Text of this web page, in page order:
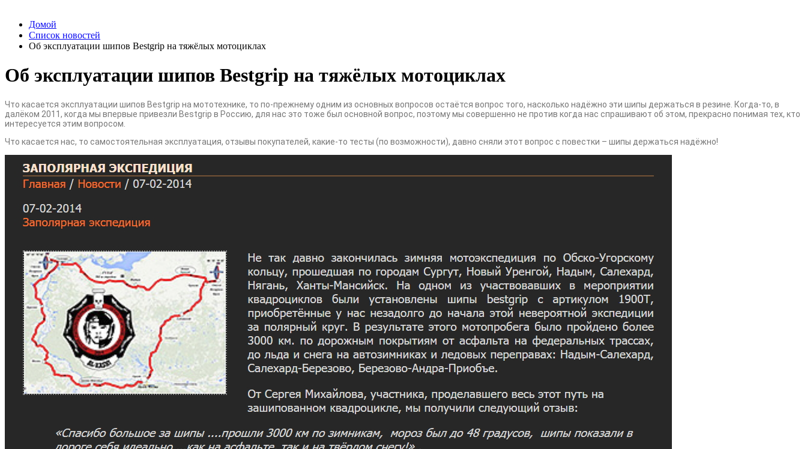
Домой
Список новостей
Об эксплуатации шипов Bestgrip на тяжёлых мотоциклах
Об эксплуатации шипов Bestgrip на тяжёлых мотоциклах
Что касается эксплуатации шипов Bestgrip на мототехнике, то по-прежнему одним из основных вопросов остаётся вопрос того, насколько надёжно эти шипы держаться в резине. Когда-то, в
далёком 2011, когда мы впервые привезли Bestgrip в Россию, для нас это тоже был основной вопрос, поэтому мы совершенно не против когда нас спрашивают об этом, прекрасно понимая тех, кто
интересуется этим вопросом.
Что касается нас, то самостоятельная эксплуатация, отзывы покупателей, какие-то тесты (по возможности), давно сняли этот вопрос с повестки – шипы держаться надёжно!